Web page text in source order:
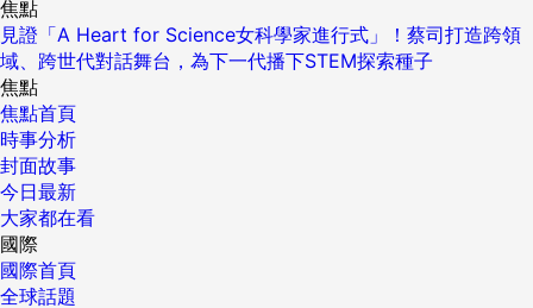
焦點
見證「A Heart for Science女科學家進行式」！蔡司打造跨領
域、跨世代對話舞台，為下一代播下STEM探索種子
焦點
焦點首頁
時事分析
封面故事
今日最新
大家都在看
國際
國際首頁
全球話題